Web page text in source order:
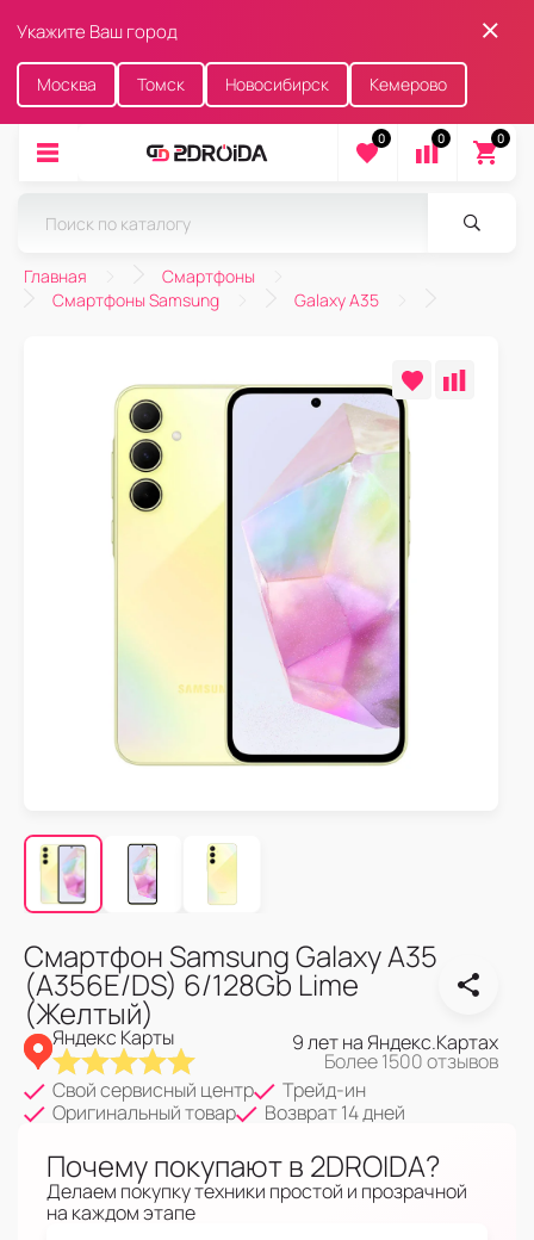
Укажите Ваш город
Москва Томск Новосибирск Кемерово
0 0 0
Главная
Смартфоны
Смартфоны Samsung
Galaxy A35
Смартфон Samsung Galaxy A35
(A356E/DS) 6/128Gb Lime
(Желтый)
Яндекс Карты 9 лет на Яндекс.Картах
Более 1500 отзывов
Свой сервисный центр
Трейд-ин
Оригинальный товар
Возврат 14 дней
Почему покупают в 2DROIDA?
Делаем покупку техники простой и прозрачной
на каждом этапе